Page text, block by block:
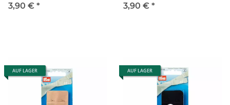
3,90 € *
3,90 € *
AUF LAGER AUF LAGER